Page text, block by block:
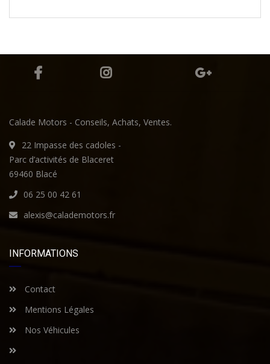
Calade Motors - Conseils, Achats, Ventes.
22 Impasse des cadoles -
Parc d’activités de Blaceret
69460 Blacé
06 25 00 42 61
alexis@calademotors.fr
INFORMATIONS
Contact
Mentions Légales
Nos Véhicules